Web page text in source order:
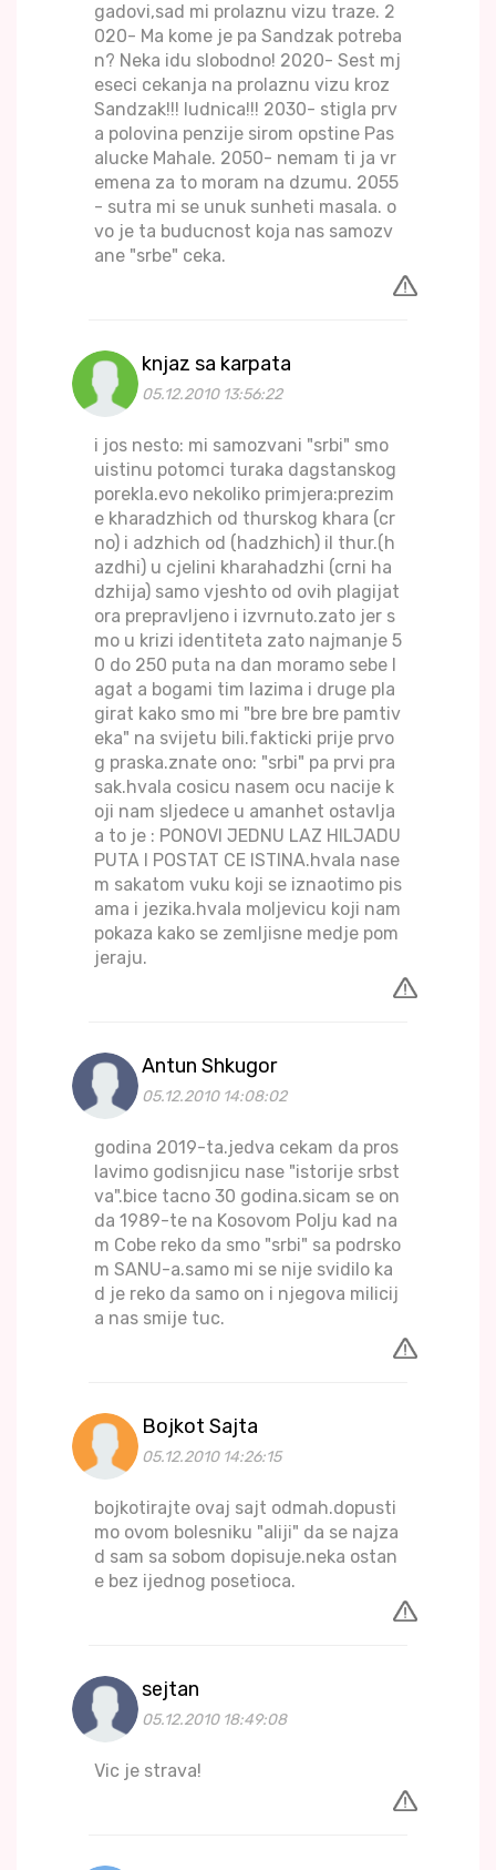
gadovi,sad mi prolaznu vizu traze. 2
020- Ma kome je pa Sandzak potreba
n? Neka idu slobodno! 2020- Sest mj
eseci cekanja na prolaznu vizu kroz
Sandzak!!! ludnica!!! 2030- stigla prv
a polovina penzije sirom opstine Pas
alucke Mahale. 2050- nemam ti ja vr
emena za to moram na dzumu. 2055
- sutra mi se unuk sunheti masala. o
vo je ta buducnost koja nas samozv
ane "srbe" ceka.
knjaz sa karpata
05.12.2010 13:56:22
i jos nesto: mi samozvani "srbi" smo
uistinu potomci turaka dagstanskog
porekla.evo nekoliko primjera:prezim
e kharadzhich od thurskog khara (cr
no) i adzhich od (hadzhich) il thur.(h
azdhi) u cjelini kharahadzhi (crni ha
dzhija) samo vjeshto od ovih plagijat
ora prepravljeno i izvrnuto.zato jer s
mo u krizi identiteta zato najmanje 5
0 do 250 puta na dan moramo sebe l
agat a bogami tim lazima i druge pla
girat kako smo mi "bre bre bre pamtiv
eka" na svijetu bili.fakticki prije prvo
g praska.znate ono: "srbi" pa prvi pra
sak.hvala cosicu nasem ocu nacije k
oji nam sljedece u amanhet ostavlja
a to je : PONOVI JEDNU LAZ HILJADU
PUTA I POSTAT CE ISTINA.hvala nase
m sakatom vuku koji se iznaotimo pis
ama i jezika.hvala moljevicu koji nam
pokaza kako se zemljisne medje pom
jeraju.
Antun Shkugor
05.12.2010 14:08:02
godina 2019-ta.jedva cekam da pros
lavimo godisnjicu nase "istorije srbst
va".bice tacno 30 godina.sicam se on
da 1989-te na Kosovom Polju kad na
m Cobe reko da smo "srbi" sa podrsko
m SANU-a.samo mi se nije svidilo ka
d je reko da samo on i njegova milicij
a nas smije tuc.
Bojkot Sajta
05.12.2010 14:26:15
bojkotirajte ovaj sajt odmah.dopusti
mo ovom bolesniku "aliji" da se najza
d sam sa sobom dopisuje.neka ostan
e bez ijednog posetioca.
sejtan
05.12.2010 18:49:08
Vic je strava!